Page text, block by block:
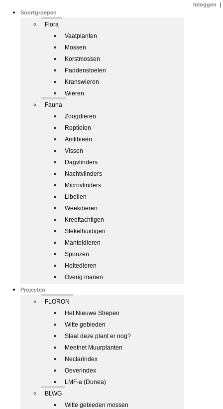
Soortgroepen
Flora
Vaatplanten
Mossen
Korstmossen
Paddenstoelen
Kranswieren
Wieren
Fauna
Zoogdieren
Reptielen
Amfibieën
Vissen
Dagvlinders
Nachtvlinders
Microvlinders
Libellen
Weekdieren
Kreeftachtigen
Stekelhuidigen
Manteldieren
Sponzen
Holtedieren
Overig marien
Projecten
FLORON
Het Nieuwe Strepen
Witte gebieden
Staat deze plant er nog?
Meetnet Muurplanten
Nectarindex
Oeverindex
LMF-a (Dunea)
BLWG
Witte gebieden mossen
Inloggen |